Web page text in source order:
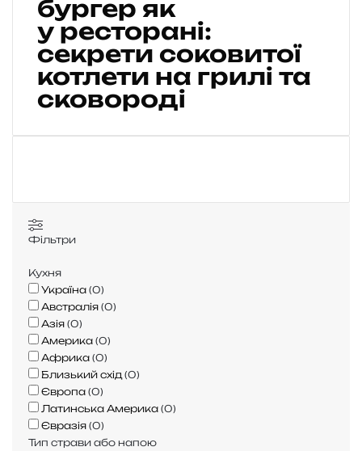
и
г
о
у
в
т
р
г
е
я
к
у
р
е
с
т
о
р
а
бургер як
у ресторані:
секрети соковитої
котлети на грилі та
сковороді
Фільтри
Кухня
Україна (0)
Австралія (0)
Азія (0)
Америка (0)
Африка (0)
Близький схід (0)
Європа (0)
Латинська Америка (0)
Євразія (0)
Тип страви або напою